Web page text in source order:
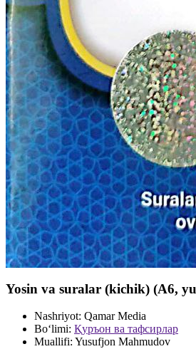
Yosin va suralar (kichik) (А6,
Nashriyot: Qamar Media
Bo‘limi: Қуръон ва тафсирлар
Muallifi: Yusufjon Mahmudov